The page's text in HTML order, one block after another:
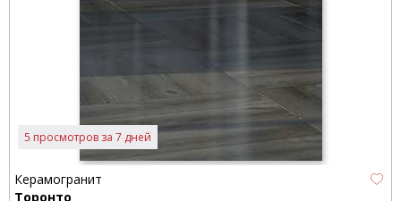
5 просмотров за 7 дней
Керамогранит
Торонто